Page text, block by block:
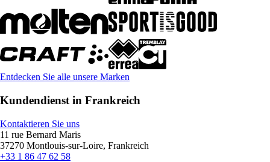
Entdecken Sie alle unsere Marken
Kundendienst in Frankreich
Kontaktieren Sie uns
11 rue Bernard Maris
37270 Montlouis-sur-Loire, Frankreich
+33 1 86 47 62 58